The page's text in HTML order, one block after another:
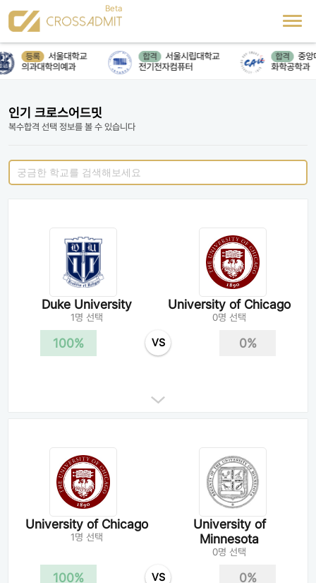
등록
서울대학교
의과대학의예과
합격
서울시립대학교
전기전자컴퓨터
합격
중앙
화학공학과
인기 크로스어드밋
복수합격 선택 정보를 볼 수 있습니다
Duke University
1명 선택
University of Chicago
0명 선택
100% VS 0%
University of Chicago
1명 선택
University of
Minnesota
0명 선택
100% VS 0%